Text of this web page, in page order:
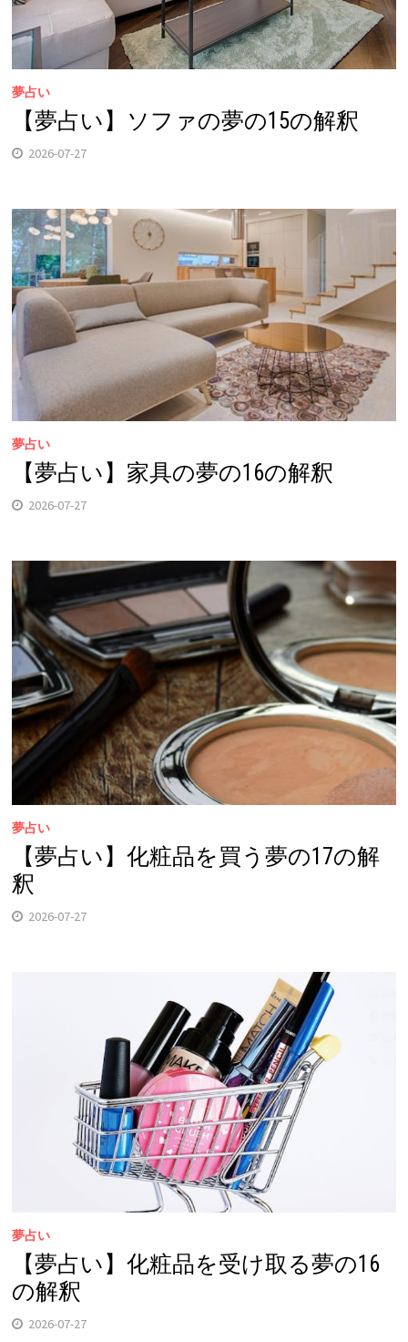
夢占い
【夢占い】ソファの夢の15の解釈
2026-07-27
夢占い
【夢占い】家具の夢の16の解釈
2026-07-27
夢占い
【夢占い】化粧品を買う夢の17の解
釈
2026-07-27
夢占い
【夢占い】化粧品を受け取る夢の16
の解釈
2026-07-27